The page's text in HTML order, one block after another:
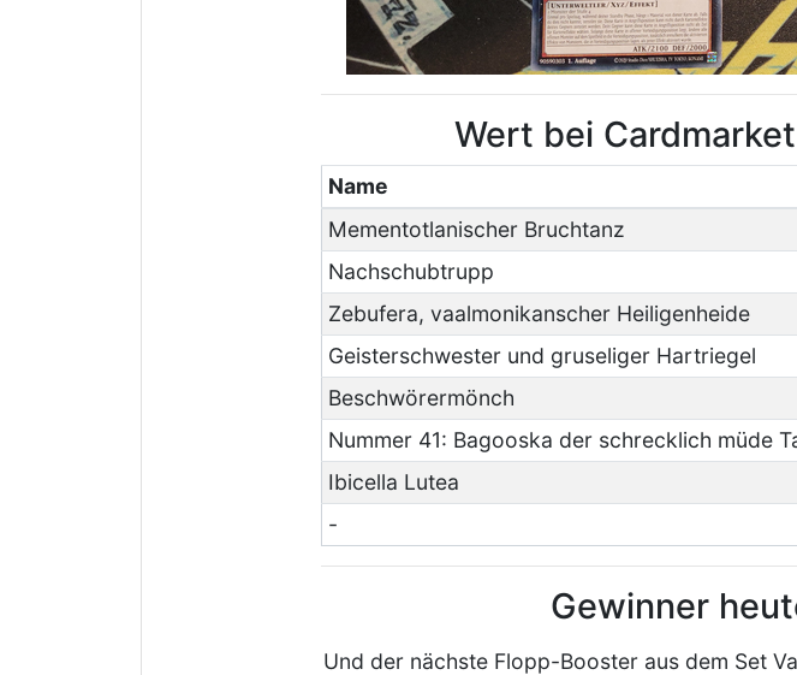
Wert bei
Name
Mementotlanischer Bruchtanz
Nachschubtrupp
Zebufera, vaalmonikanscher Heiligenheide
Geisterschwester und gruseliger Hartriegel
Beschwörermönch
Nummer 41: Bagooska der schrecklich müde
Ibicella Lutea
-
Gewinner
Und der nächste Flopp-Booster aus dem Set